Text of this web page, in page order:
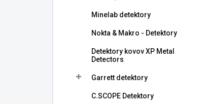
Minelab detektory
Nokta & Makro - Detektory
Detektory kovov XP Metal
Detectors
Garrett detektory
C.SCOPE Detektory